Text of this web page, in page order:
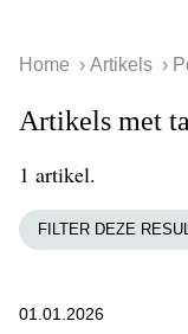
Home Artikels
Artikels met
1 artikel.
FILTER DEZE
01.01.2026